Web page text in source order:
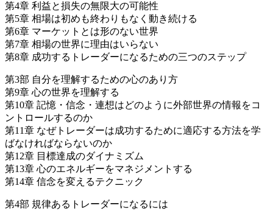
第4章 利益と損失の無限大の可能性
第5章 相場は初めも終わりもなく動き続ける
第6章 マーケットとは形のない世界
第7章 相場の世界に理由はいらない
第8章 成功するトレーダーになるための三つのステップ
第3部 自分を理解するための心のあり方
第9章 心の世界を理解する
第10章 記憶・信念・連想はどのように外部世界の情報をコ
ントロールするのか
第11章 なぜトレーダーは成功するために適応する方法を学
ばなければならないのか
第12章 目標達成のダイナミズム
第13章 心のエネルギーをマネジメントする
第14章 信念を変えるテクニック
第4部 規律あるトレーダーになるには